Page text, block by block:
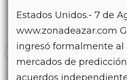
Estados Unidos.- 7 de
www.zonadeazar.com
ingresó formalmente al
mercados de
acuerdos